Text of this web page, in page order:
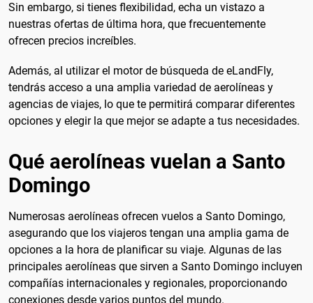
Sin embargo, si tienes flexibilidad, echa un vistazo a
nuestras ofertas de última hora, que frecuentemente
ofrecen precios increíbles.
Además, al utilizar el motor de búsqueda de eLandFly,
tendrás acceso a una amplia variedad de aerolíneas y
agencias de viajes, lo que te permitirá comparar diferentes
opciones y elegir la que mejor se adapte a tus necesidades.
Qué aerolíneas vuelan a Santo
Domingo
Numerosas aerolíneas ofrecen vuelos a Santo Domingo,
asegurando que los viajeros tengan una amplia gama de
opciones a la hora de planificar su viaje. Algunas de las
principales aerolíneas que sirven a Santo Domingo incluyen
compañías internacionales y regionales, proporcionando
conexiones desde varios puntos del mundo.